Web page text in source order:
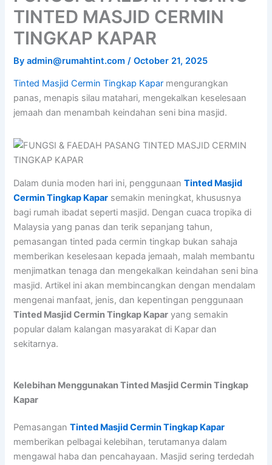
TINTED MASJID CERMIN
TINGKAP KAPAR
Byadmin@rumahtint.com/October 21, 2025
Tinted Masjid Cermin Tingkap Kapar mengurangkan
panas, menapis silau matahari, mengekalkan keselesaan
jemaah dan menambah keindahan seni bina masjid.
Dalam dunia moden hari ini, penggunaanTinted Masjid
Cermin Tingkap Kapar semakin meningkat, khususnya
bagi rumah ibadat seperti masjid. Dengan cuaca tropika di
Malaysia yang panas dan terik sepanjang tahun,
pemasangan tinted pada cermin tingkap bukan sahaja
memberikan keselesaan kepada jemaah, malah membantu
menjimatkan tenaga dan mengekalkan keindahan seni bina
masjid. Artikel ini akan membincangkan dengan mendalam
mengenai manfaat, jenis, dan kepentingan penggunaan
Tinted Masjid Cermin Tingkap Kapar yang semakin
popular dalam kalangan masyarakat di Kapar dan
sekitarnya.
Kelebihan Menggunakan Tinted Masjid Cermin Tingkap
Kapar
PemasanganTinted Masjid Cermin Tingkap Kapar
memberikan pelbagai kelebihan, terutamanya dalam
mengawal haba dan pencahayaan. Masjid sering terdedah